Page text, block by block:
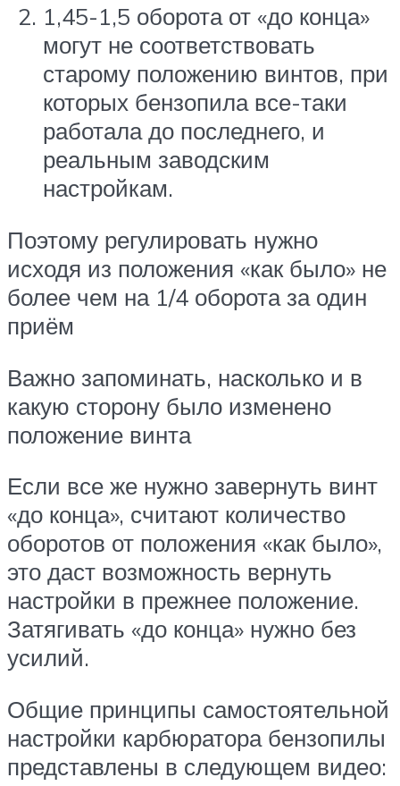
1,45-1,5 оборота от «до конца»
могут не соответствовать
старому положению винтов, при
которых бензопила все-таки
работала до последнего, и
реальным заводским
настройкам.
Поэтому регулировать нужно
исходя из положения «как было» не
более чем на 1/4 оборота за один
приём
Важно запоминать, насколько и в
какую сторону было изменено
положение винта
Если все же нужно завернуть винт
«до конца», считают количество
оборотов от положения «как было»,
это даст возможность вернуть
настройки в прежнее положение.
Затягивать «до конца» нужно без
усилий.
Общие принципы самостоятельной
настройки карбюратора бензопилы
представлены в следующем видео: